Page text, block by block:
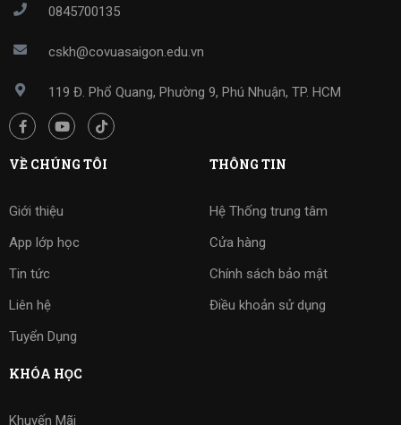
0845700135
cskh@covuasaigon.edu.vn
119 Đ. Phổ Quang, Phường 9, Phú Nhuận, TP. HCM
VỀ CHÚNG TÔI
Giới thiệu
App lớp học
Tin tức
Liên hệ
Tuyển Dụng
THÔNG TIN
Hệ Thống trung tâm
Cửa hàng
Chính sách bảo mật
Điều khoản sử dụng
KHÓA HỌC
Khuyến Mãi